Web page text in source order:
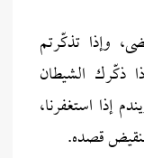
وإذا تذكّرتم
ذكّرك الشيطان
إذا استغفرنا،
بنقيض قصده.